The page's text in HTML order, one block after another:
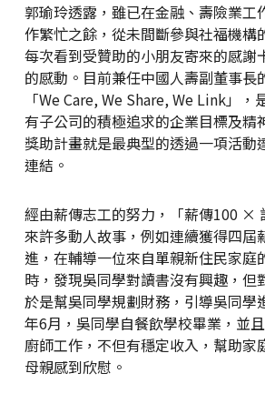
郭瑜玲透露，雖已在金融、壽險業工
作繁忙之餘，從未間斷參與社福機構
每次看到受贊助的小朋友寄來的感謝
的感動。目前兼任中國人壽副董事長
「We Care, We Share, We Link」，
有子公司的積極追求的企業目標及精
獎助計畫就是最典型的透過一項活動
連結。
經由薪傳志工的努力，「薪傳100 ×
來許多動人故事，例如連續獲得四屆
進，在輔導一位來自單親新住民家庭
時，發現吳同學對讀書沒有興趣，但
於是幫吳同學規劃財務，引導吳同學
年6月，吳同學自餐飲學校畢業，並
廚師工作，不但有穩定收入，幫助家
母親感到欣慰。